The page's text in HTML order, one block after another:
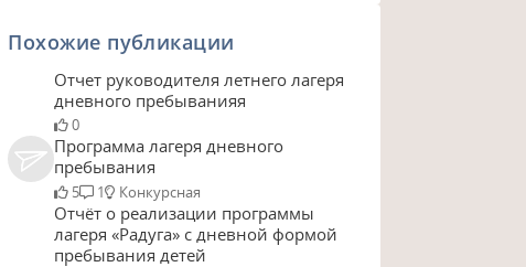
Похожие публикации
Отчет руководителя летнего лагеря
дневного пребыванияя
0
Программа лагеря дневного
пребывания
5 1 Конкурсная
Отчёт о реализации программы
лагеря «Радуга» с дневной формой
пребывания детей